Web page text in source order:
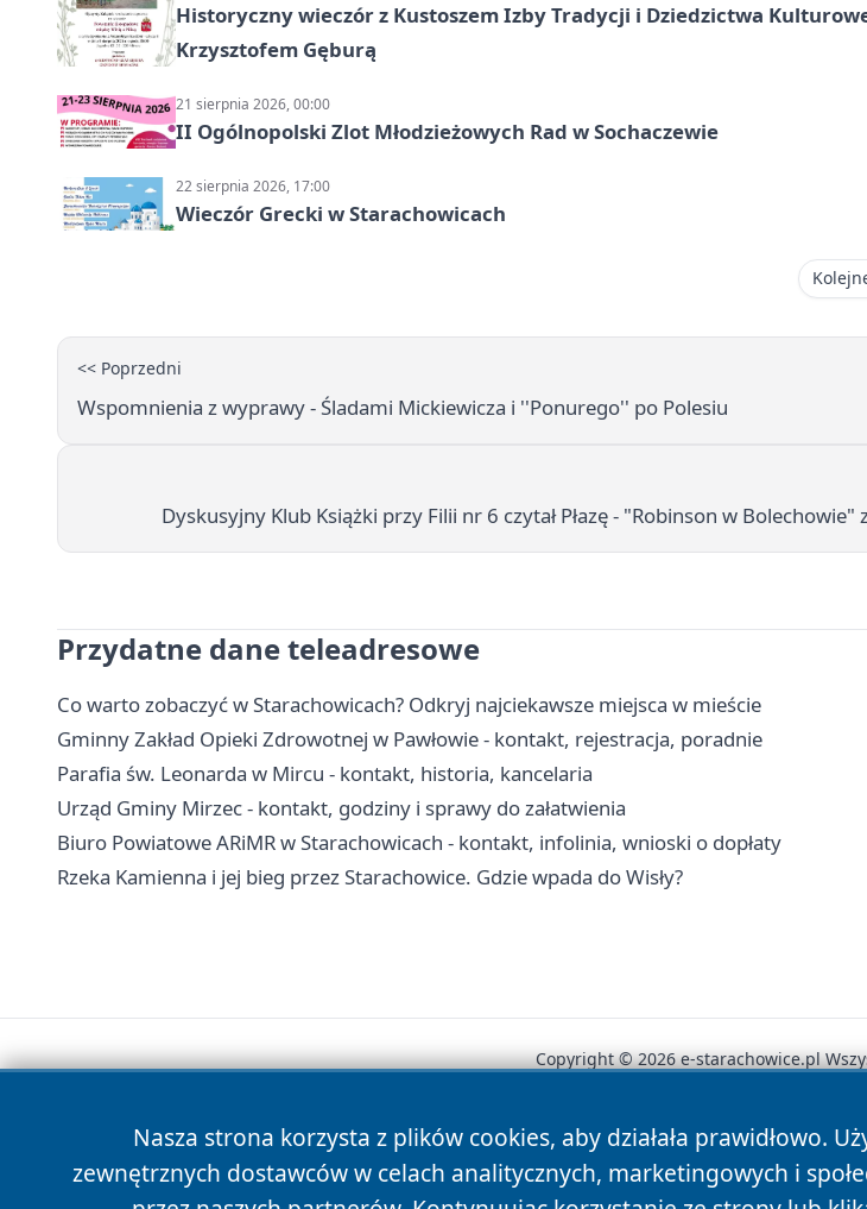
Historyczny wieczór z Kustoszem Izby Tradycji i Dziedzictwa
Krzysztofem Gęburą
21 sierpnia 2026, 00:00
II Ogólnopolski Zlot Młodzieżowych Rad w Sochaczewie
22 sierpnia 2026, 17:00
Wieczór Grecki w Starachowicach
<< Poprzedni
Wspomnienia z wyprawy - Śladami Mickiewicza i ''Ponurego'' po Polesiu
Dyskusyjny Klub Książki przy Filii nr 6 czytał Płazę - "Robinson w Bolechowie"
Przydatne dane teleadresowe
Co warto zobaczyć w Starachowicach? Odkryj najciekawsze miejsca w mieście
Gminny Zakład Opieki Zdrowotnej w Pawłowie - kontakt, rejestracja, poradnie
Parafia św. Leonarda w Mircu - kontakt, historia, kancelaria
Urząd Gminy Mirzec - kontakt, godziny i sprawy do załatwienia
Biuro Powiatowe ARiMR w Starachowicach - kontakt, infolinia, wnioski o dopłaty
Rzeka Kamienna i jej bieg przez Starachowice. Gdzie wpada do Wisły?
Nasza strona korzysta z plików cookies, aby działała prawidłowo.
zewnętrznych dostawców w celach analitycznych, marketingowych i
Copyright © 2026 e-starachowice.pl
News Autorzy Polityka